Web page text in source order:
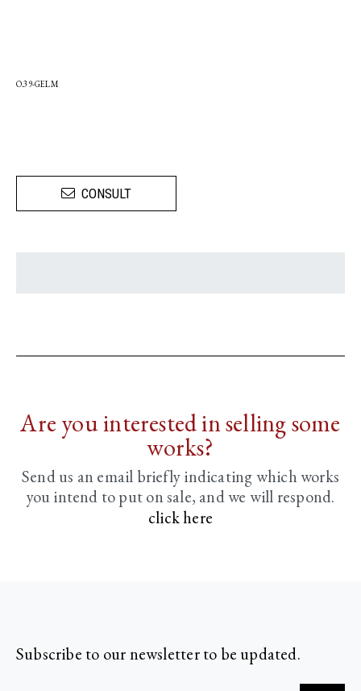
O.39-GELM
CONSULT
Are you interested in selling some
works?
Send us an email briefly indicatingwhich works
you intend to put on sale, and we will respond.
click here
Subscribe to our newsletter to be updated.